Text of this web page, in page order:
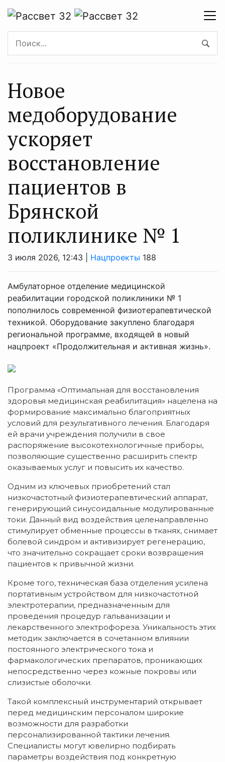
Новое
медоборудование
ускоряет
восстановление
пациентов в
Брянской
поликлинике № 1
3 июля 2026, 12:43 | Нацпроекты 188
Амбулаторное отделение медицинской
реабилитации городской поликлиники № 1
пополнилось современной физиотерапевтической
техникой. Оборудование закуплено благодаря
региональной программе, входящей в новый
нацпроект «Продолжительная и активная жизнь».
Программа «Оптимальная для восстановления
здоровья медицинская реабилитация» нацелена на
формирование максимально благоприятных
условий для результативного лечения. Благодаря
ей врачи учреждения получили в свое
распоряжение высокотехнологичные приборы,
позволяющие существенно расширить спектр
оказываемых услуг и повысить их качество.
Одним из ключевых приобретений стал
низкочастотный физиотерапевтический аппарат,
генерирующий синусоидальные модулированные
токи. Данный вид воздействия целенаправленно
стимулирует обменные процессы в тканях, снимает
болевой синдром и активизирует регенерацию,
что значительно сокращает сроки возвращения
пациентов к привычной жизни.
Кроме того, техническая база отделения усилена
портативным устройством для низкочастотной
электротерапии, предназначенным для
проведения процедур гальванизации и
лекарственного электрофореза. Уникальность этих
методик заключается в сочетанном влиянии
постоянного электрического тока и
фармакологических препаратов, проникающих
непосредственно через кожные покровы или
слизистые оболочки.
Такой комплексный инструментарий открывает
перед медицинским персоналом широкие
возможности для разработки
персонализированной тактики лечения.
Специалисты могут ювелирно подбирать
параметры воздействия под конкретную